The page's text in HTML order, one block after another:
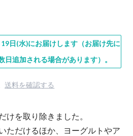
日(水)にお届けします（お届け先に
日追加される場合があります）。
送料を確認する
けを取り除きました。
ただけるほか、ヨーグルトやア